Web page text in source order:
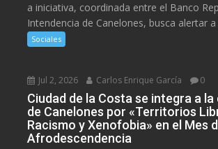
a iniciativa, coordinada entre el Banco
Intendencia de Canelones, busca alertar a
Sociales
Jul 2, 2026 Carlos Enrique García 0
Ciudad de la Costa se integra a la
de Canelones por «Territorios
Racismo y Xenofobia» en el Mes
Afrodescendencia